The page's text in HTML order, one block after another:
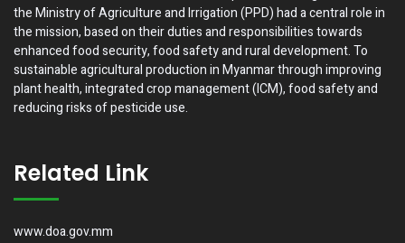
the Ministry of Agriculture and Irrigation (PPD) had a central role in
the mission, based on their duties and responsibilities towards
enhanced food security, food safety and rural development. To
sustainable agricultural production in Myanmar through improving
plant health, integrated crop management (ICM), food safety and
reducing risks of pesticide use.
Related Link
www.doa.gov.mm